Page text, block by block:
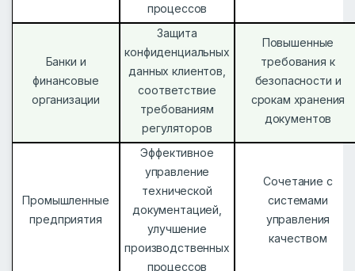
процессов
Банки и
финансовые
организации
Защита
конфиденциальных
данных клиентов,
соответствие
требованиям
регуляторов
Повышенные
требования к
безопасности и
срокам хранения
документов
Промышленные
предприятия
Эффективное
управление
технической
документацией,
улучшение
производственных
процессов
Сочетание с
системами
управления
качеством